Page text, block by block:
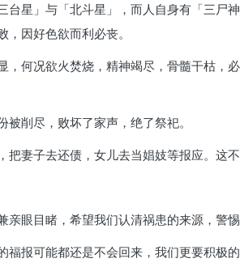
星」与「北斗星」，而人自身有「三尸
因好色欲而利必丧。
何况欲火焚烧，精神竭尽，骨髓干枯，
削尽，败坏了家声，绝了祭祀。
妻子去还债，女儿去当娼妓等报应。这
眼目睹，希望我们认清祸患的来源，警
报可能都还是不会回来，我们更要积极